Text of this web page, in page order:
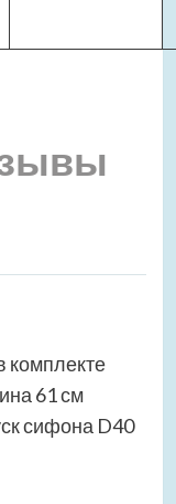
комплекте
61 см
сифона D40